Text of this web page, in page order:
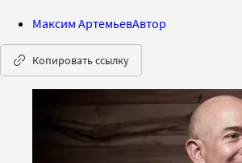
Максим АртемьевАвтор
Копировать ссылку